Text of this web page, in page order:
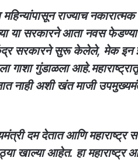
राज्याच नकारात्मक
या सरकारने आता नवस
सरकारने सुरू केलेले, मेक इन
गुंडाळला
नाही अशी खंत माजी
दम देतात आणि महाराष्ट्र
खाल्या आहेत. हा महाराष्ट्र